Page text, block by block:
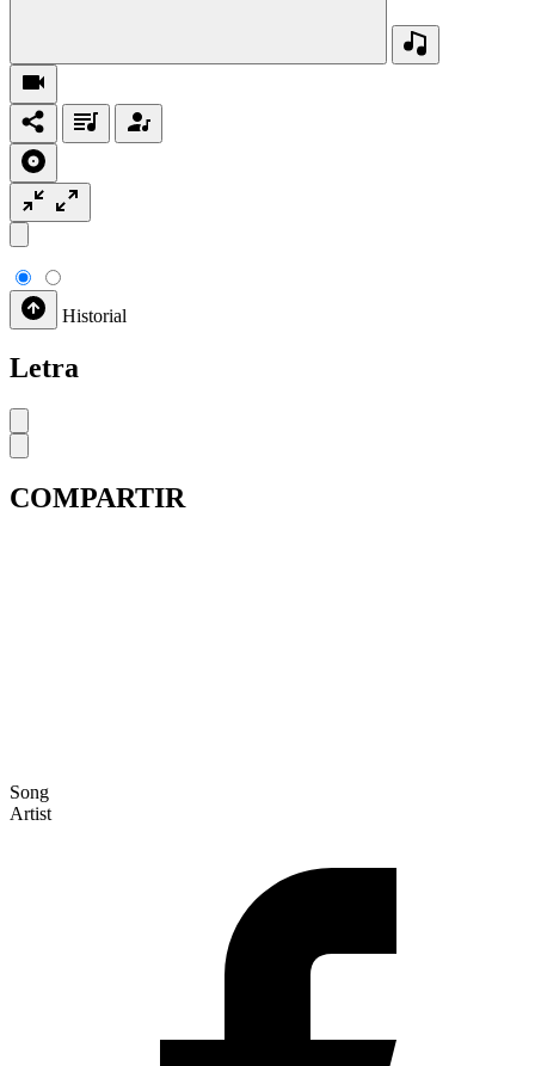
Historial
Letra
COMPARTIR
Song
Artist